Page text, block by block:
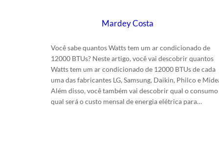
Mardey Costa
Você sabe quantos Watts tem um ar condicionado de
12000 BTUs? Neste artigo, você vai descobrir quantos
Watts tem um ar condicionado de 12000 BTUs de cada
uma das fabricantes LG, Samsung, Daikin, Philco e
Além disso, você também vai descobrir qual o consumo
qual será o custo mensal de energia elétrica para…